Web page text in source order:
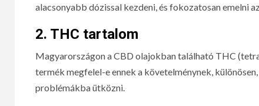
alacsonyabb dózissal kezdeni, és fokozatosan emelni
2. THC tartalom
Magyarországon a CBD olajokban található THC
termék megfelel-e ennek a követelménynek,
problémákba ütközni.